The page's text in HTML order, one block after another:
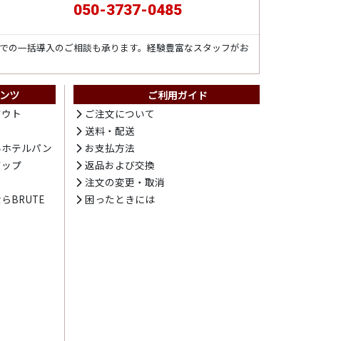
050-3737-0485
の一括導入のご相談も承ります。経験豊富なスタッフがお
ツ
ト
テルパン
プ
BRUTE
ご利用ガイド
ご注文について
送料・配送
お支払方法
返品および交換
注文の変更・取消
困ったときには